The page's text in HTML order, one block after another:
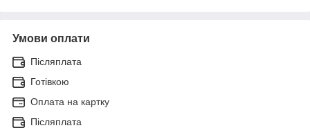
Умови оплати
Післяплата
Готівкою
Оплата на картку
Післяплата